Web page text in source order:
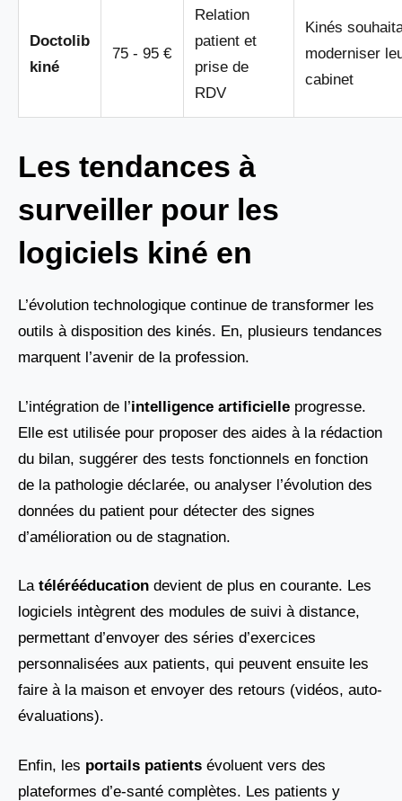
Doctolib
kiné
75 - 95 €
Relation
patient et
prise de
RDV
Kinés
moderniser
cabinet
Les tendances à
surveiller pour les
logiciels kiné en
L’évolution technologique continue de transformer les
outils à disposition des kinés. En, plusieurs tendances
marquent l’avenir de la profession.
L’intégration de l’intelligence artificielle progresse.
Elle est utilisée pour proposer des aides à la rédaction
du bilan, suggérer des tests fonctionnels en fonction
de la pathologie déclarée, ou analyser l’évolution des
données du patient pour détecter des signes
d’amélioration ou de stagnation.
La télérééducation devient de plus en courante. Les
logiciels intègrent des modules de suivi à distance,
permettant d’envoyer des séries d’exercices
personnalisées aux patients, qui peuvent ensuite les
faire à la maison et envoyer des retours (vidéos, auto-
évaluations).
Enfin, les portails patients évoluent vers des
plateformes d’e-santé complètes. Les patients y